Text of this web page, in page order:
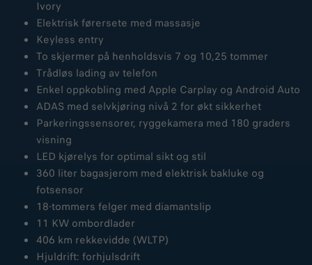
Ivory
Elektrisk førersete med massasje
Keyless entry
To skjermer på henholdsvis 7 og 10,25 tommer
Trådløs lading av telefon
Enkel oppkobling med Apple Carplay og Android Auto
ADAS med selvkjøring nivå 2 for økt sikkerhet
Parkeringssensorer, ryggekamera med 180 graders
visning
LED kjørelys for optimal sikt og stil
360 liter bagasjerom med elektrisk bakluke og
fotsensor
18-tommers felger med diamantslip
11 KW ombordlader
406 km rekkevidde (WLTP)
Hjuldrift: forhjulsdrift